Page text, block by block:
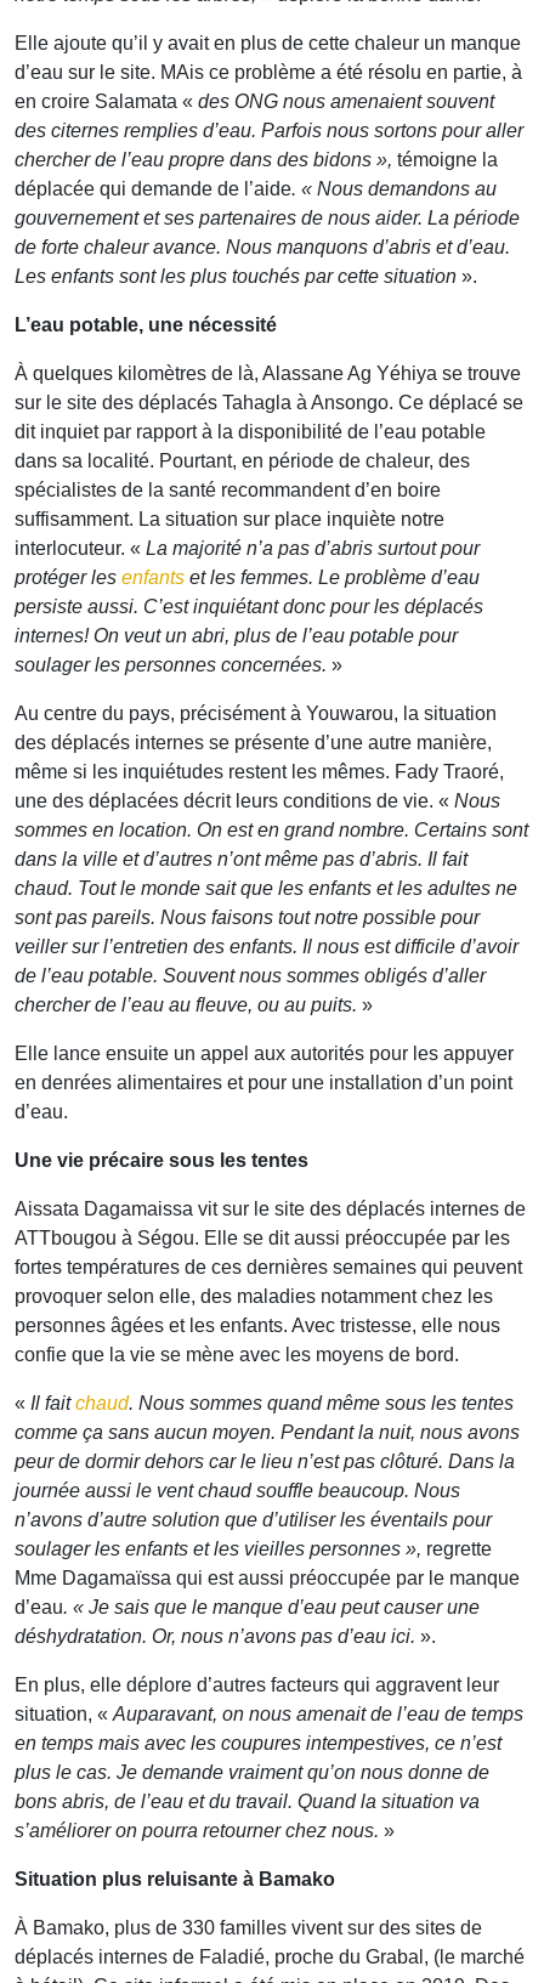
Elle ajoute qu’il y avait en plus de cette chaleur un manque
d’eau sur le site. MAis ce problème a été résolu en partie, à
en croire Salamata « des ONG nous amenaient souvent
des citernes remplies d’eau. Parfois nous sortons pour aller
chercher de l’eau propre dans des bidons », témoigne la
déplacée qui demande de l’aide. « Nous demandons au
gouvernement et ses partenaires de nous aider. La période
de forte chaleur avance. Nous manquons d’abris et d’eau.
Les enfants sont les plus touchés par cette situation ».
L’eau potable, une nécessité
À quelques kilomètres de là, Alassane Ag Yéhiya se trouve
sur le site des déplacés Tahagla à Ansongo. Ce déplacé se
dit inquiet par rapport à la disponibilité de l’eau potable
dans sa localité. Pourtant, en période de chaleur, des
spécialistes de la santé recommandent d’en boire
suffisamment. La situation sur place inquiète notre
interlocuteur. « La majorité n’a pas d’abris surtout pour
protéger les enfants et les femmes. Le problème d’eau
persiste aussi. C’est inquiétant donc pour les déplacés
internes! On veut un abri, plus de l’eau potable pour
soulager les personnes concernées. »
Au centre du pays, précisément à Youwarou, la situation
des déplacés internes se présente d’une autre manière,
même si les inquiétudes restent les mêmes. Fady Traoré,
une des déplacées décrit leurs conditions de vie. « Nous
sommes en location. On est en grand nombre. Certains sont
dans la ville et d’autres n’ont même pas d’abris. Il fait
chaud. Tout le monde sait que les enfants et les adultes ne
sont pas pareils. Nous faisons tout notre possible pour
veiller sur l’entretien des enfants. Il nous est difficile d’avoir
de l’eau potable. Souvent nous sommes obligés d’aller
chercher de l’eau au fleuve, ou au puits. »
Elle lance ensuite un appel aux autorités pour les appuyer
en denrées alimentaires et pour une installation d’un point
d’eau.
Une vie précaire sous les tentes
Aissata Dagamaissa vit sur le site des déplacés internes de
ATTbougou à Ségou. Elle se dit aussi préoccupée par les
fortes températures de ces dernières semaines qui peuvent
provoquer selon elle, des maladies notamment chez les
personnes âgées et les enfants. Avec tristesse, elle nous
confie que la vie se mène avec les moyens de bord.
« Il faitchaud. Nous sommes quand même sous les tentes
comme ça sans aucun moyen. Pendant la nuit, nous avons
peur de dormir dehors car le lieu n’est pas clôturé. Dans la
journée aussi le vent chaud souffle beaucoup. Nous
n’avons d’autre solution que d’utiliser les éventails pour
soulager les enfants et les vieilles personnes », regrette
Mme Dagamaïssa qui est aussi préoccupée par le manque
d’eau. « Je sais que le manque d’eau peut causer une
déshydratation. Or, nous n’avons pas d’eau ici. ».
En plus, elle déplore d’autres facteurs qui aggravent leur
situation, « Auparavant, on nous amenait de l’eau de temps
en temps mais avec les coupures intempestives, ce n’est
plus le cas. Je demande vraiment qu’on nous donne de
bons abris, de l’eau et du travail. Quand la situation va
s’améliorer on pourra retourner chez nous. »
Situation plus reluisante à Bamako
À Bamako, plus de 330 familles vivent sur des sites de
déplacés internes de Faladié, proche du Grabal, (le marché